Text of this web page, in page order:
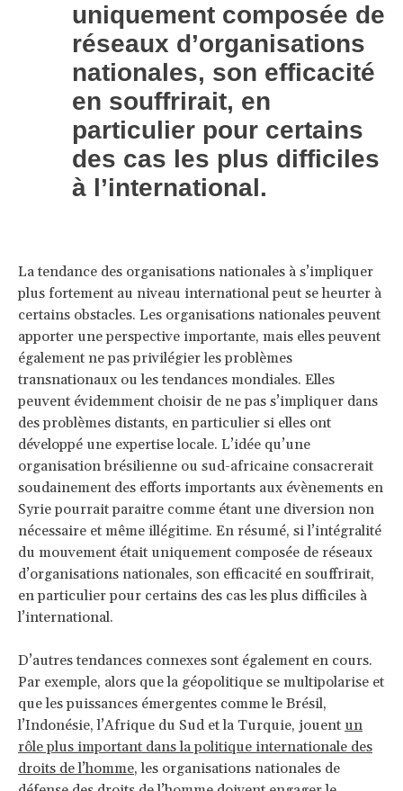
uniquement composée de
réseaux d’organisations
nationales, son efficacité
en souffrirait, en
particulier pour certains
des cas les plus difficiles
à l’international.
La tendance des organisations nationales à s’impliquer
plus fortement au niveau international peut se heurter à
certains obstacles. Les organisations nationales peuvent
apporter une perspective importante, mais elles peuvent
également ne pas privilégier les problèmes
transnationaux ou les tendances mondiales. Elles
peuvent évidemment choisir de ne pas s’impliquer dans
des problèmes distants, en particulier si elles ont
développé une expertise locale. L’idée qu’une
organisation brésilienne ou sud-africaine consacrerait
soudainement des efforts importants aux évènements en
Syrie pourrait paraitre comme étant une diversion non
nécessaire et même illégitime. En résumé, si l’intégralité
du mouvement était uniquement composée de réseaux
d’organisations nationales, son efficacité en souffrirait,
en particulier pour certains des cas les plus difficiles à
l’international.
D’autres tendances connexes sont également en cours.
Par exemple, alors que la géopolitique se multipolarise et
que les puissances émergentes comme le Brésil,
l’Indonésie, l’Afrique du Sud et la Turquie, jouent un
rôle plus important dans la politique internationale des
droits de l’homme, les organisations nationales de